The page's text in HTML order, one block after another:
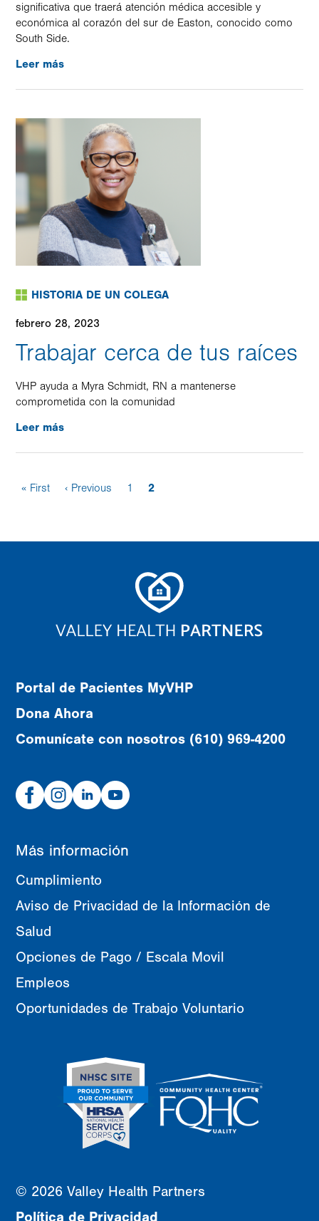
significativa que traerá atención médica accesible y
económica al corazón del sur de Easton, conocido como
South Side.
Leer más
HISTORIA DE UN COLEGA
febrero 28, 2023
Trabajar cerca de tus raíces
VHP ayuda a Myra Schmidt, RN a mantenerse
comprometida con la comunidad
Leer más
Primera
« First
Página
‹ Previous Page
1
Página
2
Portal de Pacientes MyVHP
Dona Ahora
Comunícate con nosotros (610) 969-4200
FacebookInstagramLinked
In
Youtube
Más información
Cumplimiento
Aviso de Privacidad de la Información de
Salud
Opciones de Pago / Escala Movil
Empleos
Oportunidades de Trabajo Voluntario
© 2026 Valley Health Partners
Política de Privacidad